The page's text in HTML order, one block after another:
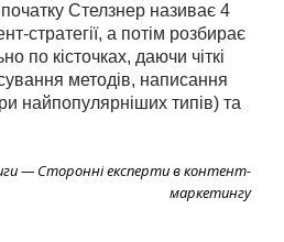
Стелзнер називає 4
стратегії, а потім розбирає
по кісточках, даючи чіткі
методів, написання
найпопулярніших типів) та
— Сторонні експерти в контент-
маркетингу